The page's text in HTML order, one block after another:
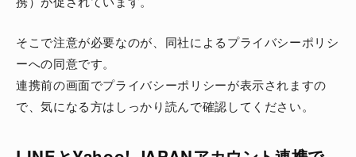
そこで注意が必要なのが、同社によるプライバシーポリシ
ーへの同意です。
連携前の画面でプライバシーポリシーが表示されますの
で、気になる方はしっかり読んで確認してください。